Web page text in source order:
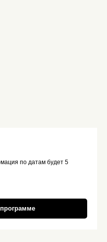
по датам будет 5